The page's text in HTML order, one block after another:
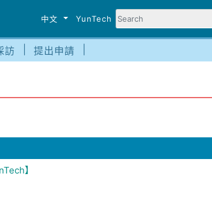
中文 YunTech
訪 提出申請
】